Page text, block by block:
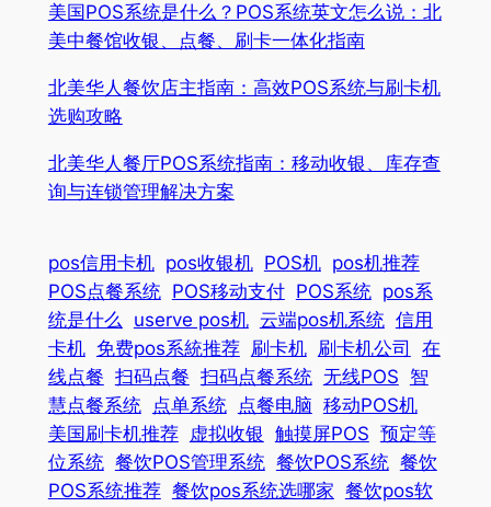
美国POS系统是什么？POS系统英文怎么说：北
美中餐馆收银、点餐、刷卡一体化指南
北美华人餐饮店主指南：高效POS系统与刷卡机
选购攻略
北美华人餐厅POS系统指南：移动收银、库存查
询与连锁管理解决方案
pos信用卡机 pos收银机 POS机 pos机推荐
POS点餐系统 POS移动支付 POS系统 pos系
统是什么 userve pos机 云端pos机系统 信用
卡机 免费pos系統推荐 刷卡机 刷卡机公司
在
线点餐 扫码点餐 扫码点餐系统 无线POS 智
慧点餐系统
点单系统 点餐电脑 移动POS机
美国刷卡机推荐 虚拟收银 触摸屏POS 预定等
位系统 餐饮POS管理系统 餐饮POS系统 餐饮
POS系统推荐 餐饮pos系统选哪家 餐饮pos软